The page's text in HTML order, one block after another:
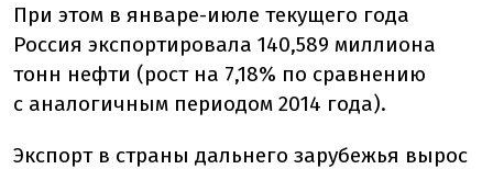
При этом в январе-июле текущего года
Россия экспортировала 140,589 миллиона
тонн нефти (рост на 7,18% по сравнению
с аналогичным периодом 2014 года).
Экспорт в страны дальнего зарубежья вырос